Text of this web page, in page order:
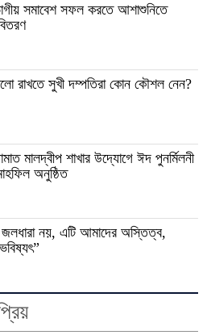
সমাবেশ সফল করতে আশাশুনিতে
রাখতে সুখী দম্পতিরা কোন কৌশল নেন?
মালদ্বীপ শাখার উদ্যোগে ঈদ পুনর্মিলনী
অনুষ্ঠিত
নয়, এটি আমাদের অস্তিত্ব,